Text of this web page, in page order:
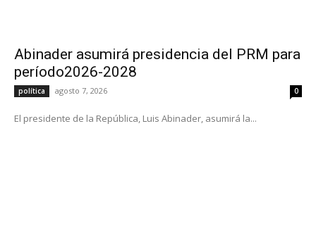
Abinader asumirá presidencia del PRM para
período2026-2028
política agosto 7, 2026 0
El presidente de la República, Luis Abinader, asumirá la...